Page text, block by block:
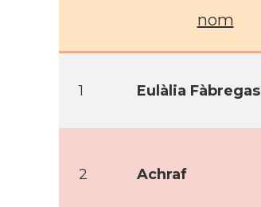
nom
1 Eulàlia Fàbregas
2 Achraf